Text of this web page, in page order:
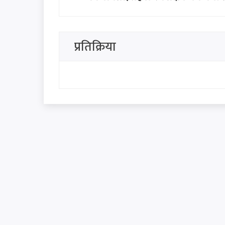
बैंकिङ सहायता उपलब्ध हुने
प्रतिक्रिया